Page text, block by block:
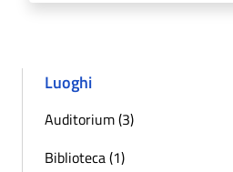
Luoghi
Auditorium (3)
Biblioteca (1)